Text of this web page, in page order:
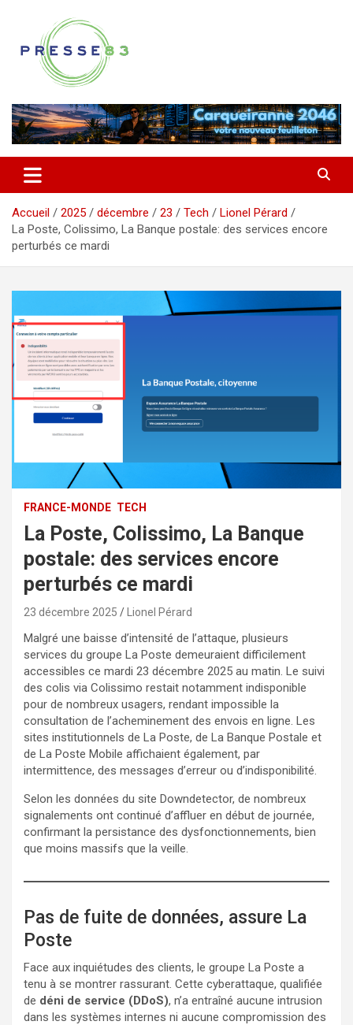
contenu
Presse 83
Accueil 2025 décembre 23 Tech
Lionel Pérard
La Poste, Colissimo, La Banque postale: des services encore
perturbés ce mardi
FRANCE-MONDE TECH
La Poste, Colissimo, La Banque
postale: des services encore
perturbés ce mardi
23 décembre 2025 Lionel Pérard
Malgré une baisse d’intensité de l’attaque, plusieurs
services du groupe La Poste demeuraient difficilement
accessibles ce mardi 23 décembre 2025 au matin. Le suivi
des colis via Colissimo restait notamment indisponible
pour de nombreux usagers, rendant impossible la
consultation de l’acheminement des envois en ligne. Les
sites institutionnels de La Poste, de La Banque Postale et
de La Poste Mobile affichaient également, par
intermittence, des messages d’erreur ou d’indisponibilité.
Selon les données du site Downdetector, de nombreux
signalements ont continué d’affluer en début de journée,
confirmant la persistance des dysfonctionnements, bien
que moins massifs que la veille.
Pas de fuite de données, assure La
Poste
Face aux inquiétudes des clients, le groupe La Poste a
tenu à se montrer rassurant. Cette cyberattaque, qualifiée
de déni de service (DDoS), n’a entraîné aucune intrusion
dans les systèmes internes ni aucune compromission des